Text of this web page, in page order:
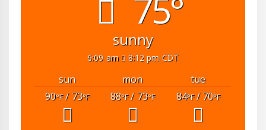
75°
sunny
6:09 am 8:12 pm CDT
sun mon
tue
90°F/ 73°F 88°F/ 73°F 84°F/ 70°F